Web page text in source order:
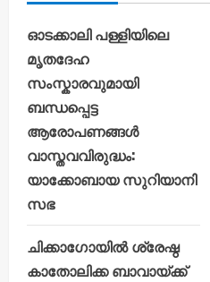
ഓടക്കാലി പള്ളിയിലെ
മൃതദേഹ
സംസ്കാരവുമായി
ബന്ധപ്പെട്ട
ആരോപണങ്ങൾ
വാസ്തവവിരുദ്ധം:
യാക്കോബായ സുറിയാനി
സഭ
ചിക്കാഗോയിൽ ശ്രേഷ്ഠ
കാതോലിക്ക ബാവായ്ക്ക്